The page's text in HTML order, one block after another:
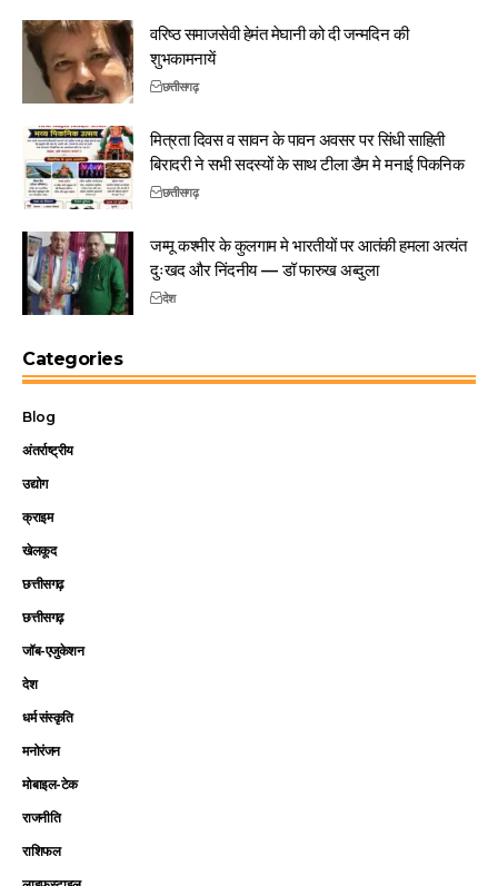
वरिष्ठ समाजसेवी हेमंत मेघानी को दी जन्मदिन की
शुभकामनायें
छत्तीसगढ़
मित्रता दिवस व सावन के पावन अवसर पर सिंधी साहिती
बिरादरी ने सभी सदस्यों के साथ टीला डैम मे मनाई पिकनिक
छत्तीसगढ़
जम्मू कश्मीर के कुलगाम मे भारतीयों पर आतंकी हमला अत्यंत
दुःखद और निंदनीय — डॉ फारुख अब्दुला
देश
Categories
Blog
अंतर्राष्ट्रीय
उद्योग
क्राइम
खेलकूद
छत्तीसगढ़
छत्तीसगढ़
जॉब-एजुकेशन
देश
धर्म संस्कृति
मनोरंजन
मोबाइल-टेक
राजनीति
राशिफल